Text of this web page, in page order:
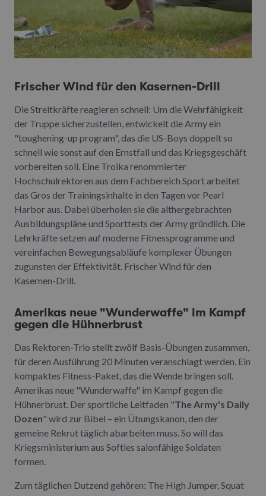
Frischer Wind für den Kasernen-Drill
Die Streitkräfte reagieren schnell: Um die Wehrfähigkeit
der Truppe sicherzustellen, entwickelt die Army ein
"toughening-up program", das die US-Boys doppelt so
schnell wie sonst auf den Ernstfall und das Kriegsgeschäft
vorbereiten soll. Eine Troika renommierter
Hochschulrektoren aus dem Fachbereich Sport arbeitet
das Gros der Trainingsinhalte in den Tagen vor Pearl
Harbor aus. Dabei überholen sie die althergebrachten
Ausbildungspläne und Sporttests der Army gründlich. Die
Lehrkräfte setzen auf moderne Fitnessprogramme und
vereinfachen Bewegungsabläufe komplexer Übungen
zugunsten der Effektivität. Frischer Wind für den
Kasernen-Drill.
Amerikas neue "Wunderwaffe" im Kampf
gegen die Hühnerbrust
Das Rektoren-Trio stellt zwölf Basis-Übungen zusammen,
für deren Ausführung 20 Minuten veranschlagt werden. Ein
kompaktes Fitness-Paket, das die Wende bringen soll.
Amerikas neue "Wunderwaffe" im Kampf gegen die
Hühnerbrust. Der sportliche Leitfaden "The Army's Daily
Dozen" wird zur Bibel – ein Übungskanon, den der
gemeine Rekrut täglich abarbeiten muss. So will das
Kriegsministerium aus Softies salonfähige Soldaten
formen.
Zum täglichen Dutzend gehören: The High Jumper, Squat